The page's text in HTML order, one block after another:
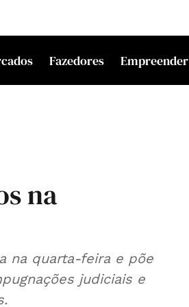
Fazedores Empreender
na
na quarta-feira e põe
judiciais e